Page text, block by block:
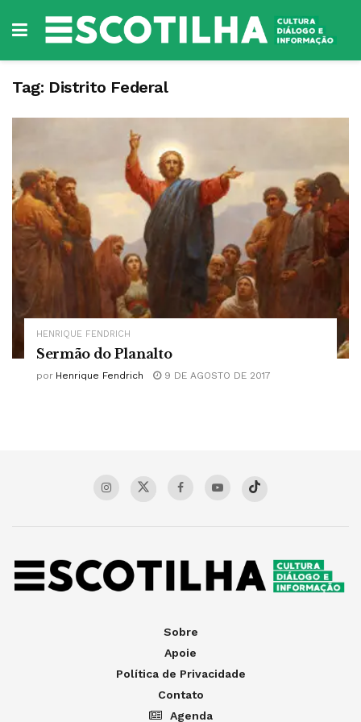
Tag: Distrito Federal
HENRIQUE FENDRICH
Sermão do Planalto
por Henrique Fendrich 9 DE AGOSTO DE 2017
Sobre
Apoie
Política de Privacidade
Contato
Agenda